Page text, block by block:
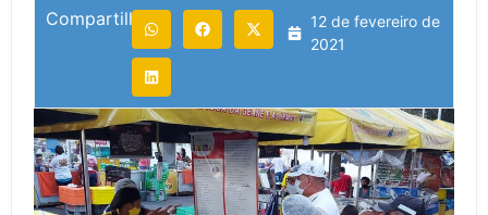
Compartilhe:
12 de fevereiro de
2021